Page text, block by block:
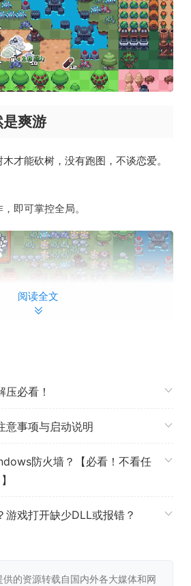
爽游
才能砍树，没有跑图，不谈恋爱。
即可掌控全局。
机布局，每局游戏都是一次全新的
能，灵活调整种田策略！
阅读全文
必看！
意事项与启动说明
防火墙？【必看！不看任
游戏打开缺少DLL或报错？
供的资源转载自国内外各大媒体和网